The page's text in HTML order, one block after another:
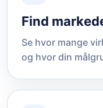
Find
Se hvor mange
og hvor din